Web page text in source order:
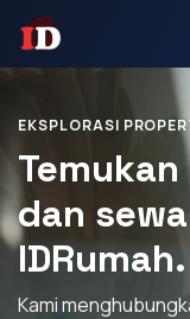
EKSPLORASI
dan
IDRumah.
Kami